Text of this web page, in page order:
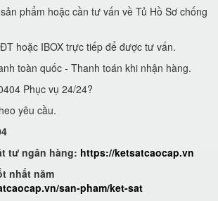
phẩm hoặc cần tư vấn về Tủ Hồ Sơ chống
hoặc IBOX trực tiếp để được tư vấn.
toàn quốc - Thanh toán khi nhận hàng.
Phục vụ 24/24?
yêu cầu.
tư ngân hàng: https://ketsatcaocap.vn
nhất năm
san-pham/ket-sat